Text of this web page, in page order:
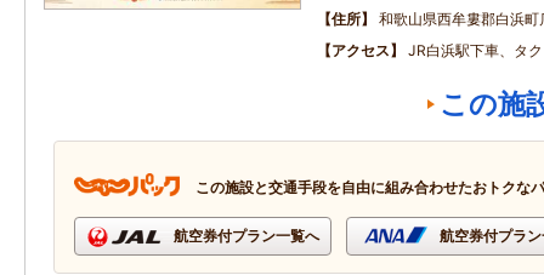
住所
和歌山県西牟婁郡白浜
アクセス
JR白浜駅下車、タ
この施
この施設と交通手段を自由に組み合わせたおトクな
航空券付プラン一覧へ 航空券付プラ